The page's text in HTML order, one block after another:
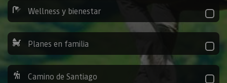
Wellness y bienestar
Planes en familia
Camino de Santiago